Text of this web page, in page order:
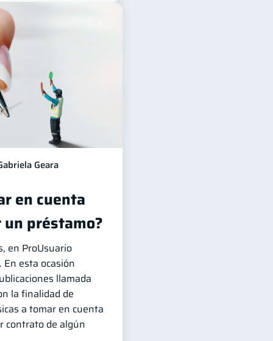
Geara
en cuenta
préstamo?
en ProUsuario
esta ocasión
llamada
la finalidad de
a tomar en cuenta
contrato de algún